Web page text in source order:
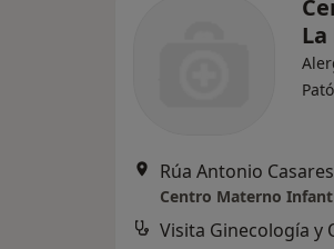
Centro Materno
Visita Ginecología y